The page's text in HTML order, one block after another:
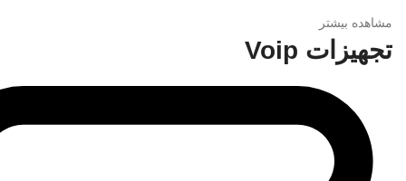
مشاهده بیشتر
تجهیزات Voip